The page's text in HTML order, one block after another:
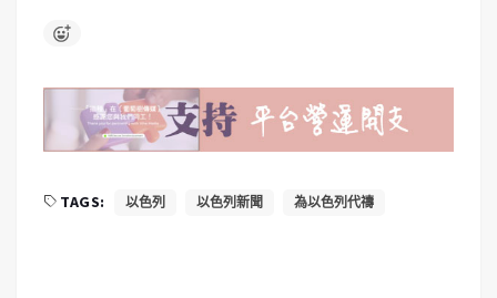
TAGS: 以色列 以色列新聞 為以色列代禱